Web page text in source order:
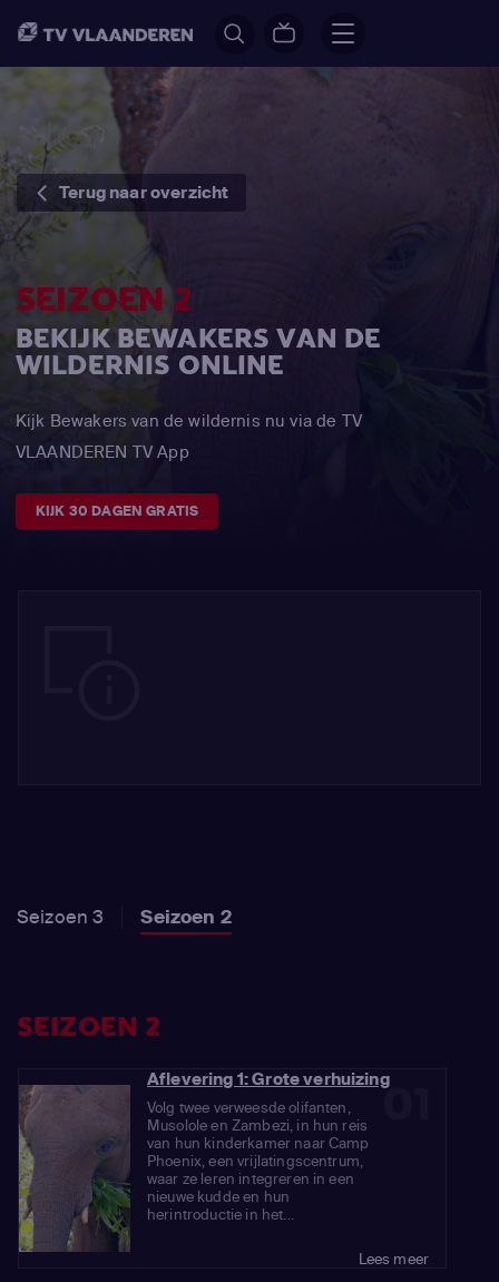
Terug naar overzicht
SEIZOEN 2
BEKIJK BEWAKERS VAN DE
WILDERNIS ONLINE
Kijk Bewakers van de wildernis nu via de TV
VLAANDEREN TV App
KIJK 30 DAGEN GRATIS
Seizoen 3 Seizoen 2
SEIZOEN 2
01
Aflevering 1: Grote verhuizing
Volg twee verweesde olifanten,
Musolole en Zambezi, in hun reis
van hun kinderkamer naar Camp
Phoenix, een vrijlatingscentrum,
waar ze leren integreren in een
nieuwe kudde en hun
herintroductie in het...
Lees meer